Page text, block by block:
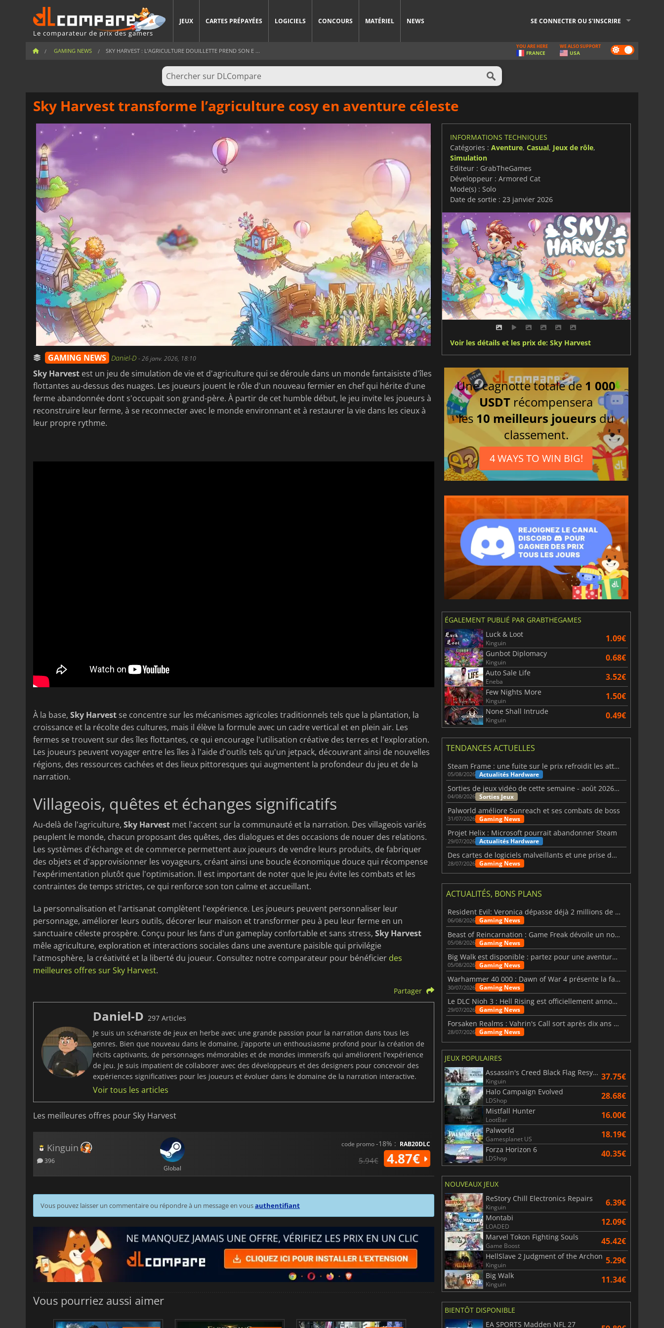
Le comparateur de prix des gamers
JEUX CARTES PRÉPAYÉES LOGICIELS CONCOURS MATÉRIEL NEWS SE CONNECTER OU S'INSCRIRE
GAMING NEWS SKY HARVEST : L’AGRICULTURE DOUILLETTE PREND SON E ... Dark
mode
YOU ARE HERE
FRANCE
WE ALSO SUPPORT
USA
Sky Harvest transforme l’agriculture cosy en aventure céleste
GAMING NEWS Daniel-D -26 janv. 2026, 18:10
Sky Harvest est un jeu de simulation de vie et d'agriculture qui se déroule dans un monde fantaisiste d'îles
flottantes au-dessus des nuages. Les joueurs jouent le rôle d'un nouveau fermier en chef qui hérite d'une
ferme abandonnée dont s'occupait son grand-père. À partir de cet humble début, le jeu invite les joueurs à
reconstruire leur ferme, à se reconnecter avec le monde environnant et à restaurer la vie dans les cieux à
leur propre rythme.
À la base, Sky Harvest se concentre sur les mécanismes agricoles traditionnels tels que la plantation, la
croissance et la récolte des cultures, mais il élève la formule avec un cadre vertical et en plein air. Les
fermes se trouvent sur des îles flottantes, ce qui encourage l'utilisation créative des terres et l'exploration.
Les joueurs peuvent voyager entre les îles à l'aide d'outils tels qu'un jetpack, découvrant ainsi de nouvelles
régions, des ressources cachées et des lieux pittoresques qui augmentent la profondeur du jeu et de la
narration.
Villageois, quêtes et échanges significatifs
Au-delà de l'agriculture, Sky Harvest met l'accent sur la communauté et la narration. Des villageois variés
peuplent le monde, chacun proposant des quêtes, des dialogues et des occasions de nouer des relations.
Les systèmes d'échange et de commerce permettent aux joueurs de vendre leurs produits, de fabriquer
des objets et d'approvisionner les voyageurs, créant ainsi une boucle économique douce qui récompense
l'expérimentation plutôt que l'optimisation. Il est important de noter que le jeu évite les combats et les
contraintes de temps strictes, ce qui renforce son ton calme et accueillant.
La personnalisation et l'artisanat complètent l'expérience. Les joueurs peuvent personnaliser leur
personnage, améliorer leurs outils, décorer leur maison et transformer peu à peu leur ferme en un
sanctuaire céleste prospère. Conçu pour les fans d'un gameplay confortable et sans stress, Sky Harvest
mêle agriculture, exploration et interactions sociales dans une aventure paisible qui privilégie
l'atmosphère, la créativité et la liberté du joueur. Consultez notre comparateur pour bénéficier des
meilleures offres sur Sky Harvest.
Partager
Daniel-D 297 Articles
Je suis un scénariste de jeux en herbe avec une grande passion pour la narration dans tous les
genres. Bien que nouveau dans le domaine, j'apporte un enthousiasme profond pour la création de
récits captivants, de personnages mémorables et de mondes immersifs qui améliorent l'expérience
de jeu. Je suis impatient de collaborer avec des développeurs et des designers pour concevoir des
expériences significatives pour les joueurs et évoluer dans le domaine de la narration interactive.
Voir tous les articles
Les meilleures offres pour Sky Harvest
Kinguin
396
Global
code promo-18% : RAB20DLC
5.94€ 4.87€
Vous pouvez laisser un commentaire ou répondre à un message en vousauthentifiant
Vous pourriez aussi aimer
INFORMATIONS TECHNIQUES
Catégories : Aventure, Casual, Jeux de rôle,
Simulation
Editeur : GrabTheGames
Développeur : Armored Cat
Mode(s) : Solo
Date de sortie : 23 janvier 2026
Voir les détails et les prix de: Sky Harvest
Une cagnotte totale de 1 000
USDT récompensera
les 10 meilleurs joueurs du
classement.
4 WAYS TO WIN BIG!
ÉGALEMENT PUBLIÉ PAR GRABTHEGAMES
Luck & Loot
Kinguin 1.09€
Gunbot Diplomacy
Kinguin 0.68€
Auto Sale Life
Eneba 3.52€
Few Nights More
Kinguin 1.50€
None Shall Intrude
Kinguin 0.49€
TENDANCES ACTUELLES
Steam Frame : une fuite sur le prix refroidit les attentes VR
05/08/2026 Actualités Hardware
Sorties de jeux vidéo de cette semaine - août 2026 (semaine 32)
04/08/2026 Sorties Jeux
Palworld améliore Sunreach et ses combats de boss
31/07/2026 Gaming News
Projet Helix : Microsoft pourrait abandonner Steam
29/07/2026 Actualités Hardware
Des cartes de logiciels malveillants et une prise de contrôle de Discord ont touché Meccha Chameleon
28/07/2026 Gaming News
ACTUALITÉS, BONS PLANS
Resident Evil: Veronica dépasse déjà 2 millions de wishlists
06/08/2026 Gaming News
Beast of Reincarnation : Game Freak dévoile un nouveau pari
05/08/2026 Gaming News
Big Walk est disponible : partez pour une aventure entre amis
05/08/2026 Gaming News
Warhammer 40 000 : Dawn of War 4 présente la faction des Nécrons
30/07/2026 Gaming News
Le DLC Nioh 3 : Hell Rising est officiellement annoncé
29/07/2026 Gaming News
Forsaken Realms : Vahrin's Call sort après dix ans de développement
28/07/2026 Gaming News
JEUX POPULAIRES
Assassin's Creed Black Flag Resynced
Kinguin 37.75€
Halo Campaign Evolved
LDShop 28.68€
Mistfall Hunter
LootBar 16.00€
Palworld
Gamesplanet US 18.19€
Forza Horizon 6
LDShop 40.35€
NOUVEAUX JEUX
ReStory Chill Electronics Repairs
Kinguin 6.39€
Montabi
LOADED 12.09€
Marvel Tokon Fighting Souls
Game Boost 45.42€
HellSlave 2 Judgment of the Archon
Kinguin 5.29€
Big Walk
Kinguin 11.34€
BIENTÔT DISPONIBLE
EA SPORTS Madden NFL 27